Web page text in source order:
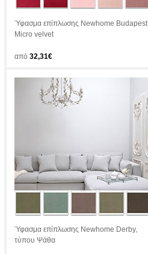
Ύφασμα επίπλωσης Newhome
Micro velvet
από 32,31€
Ύφασμα επίπλωσης Newhome Derby,
τύπου Ψάθα